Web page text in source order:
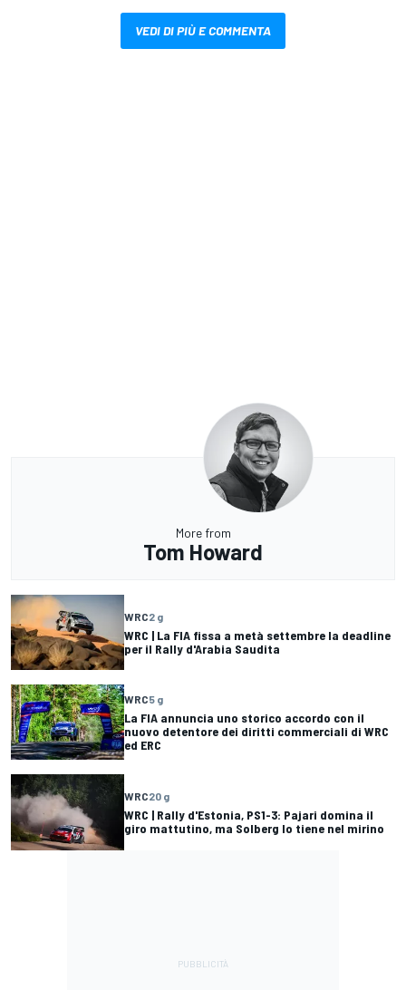
VEDI DI PIÙ E COMMENTA
More from
Tom Howard
WRC2 g
WRC | La FIA fissa a metà settembre la deadline
per il Rally d'Arabia Saudita
WRC5 g
La FIA annuncia uno storico accordo con il
nuovo detentore dei diritti commerciali di WRC
ed ERC
WRC20 g
WRC | Rally d'Estonia, PS1-3: Pajari domina il
giro mattutino, ma Solberg lo tiene nel mirino